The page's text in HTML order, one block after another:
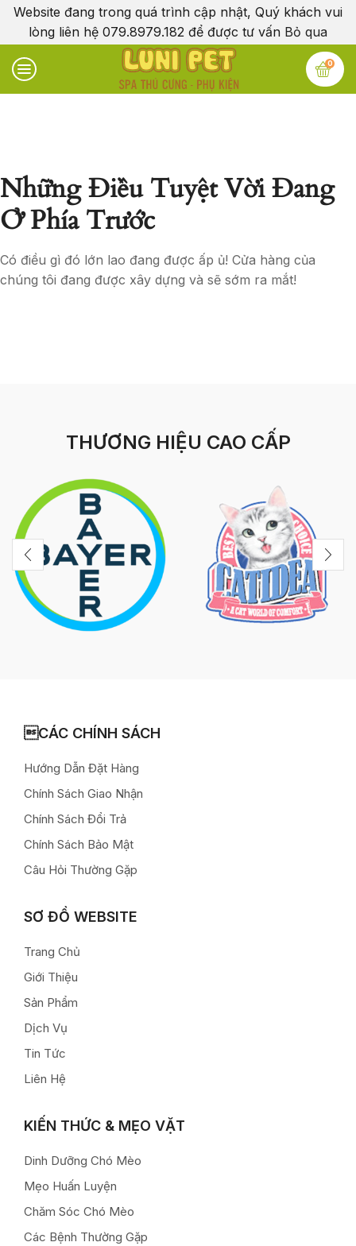
Website đang trong quá trình cập nhật, Quý khách vui
lòng liên hệ 079.8979.182 để được tư vấn Bỏ qua
0
Những Điều Tuyệt Vời Đang
Ở Phía Trước
Có điều gì đó lớn lao đang được ấp ủ! Cửa hàng của
chúng tôi đang được xây dựng và sẽ sớm ra mắt!
THƯƠNG HIỆU CAO CẤP
CÁC CHÍNH SÁCH
Hướng Dẫn Đặt Hàng
Chính Sách Giao Nhận
Chính Sách Đổi Trả
Chính Sách Bảo Mật
Câu Hỏi Thường Gặp
SƠ ĐỒ WEBSITE
Trang Chủ
Giới Thiệu
Sản Phẩm
Dịch Vụ
Tin Tức
Liên Hệ
KIẾN THỨC & MẸO VẶT
Dinh Dưỡng Chó Mèo
Mẹo Huấn Luyện
Chăm Sóc Chó Mèo
Các Bệnh Thường Gặp